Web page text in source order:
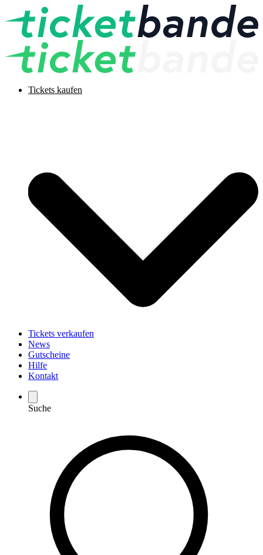
Tickets kaufen
Tickets verkaufen
News
Gutscheine
Hilfe
Kontakt
Suche